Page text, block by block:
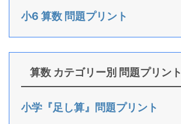
小6 算数 問題プリント
算数 カテゴリー別 問題プリント
小学『足し算』問題プリント